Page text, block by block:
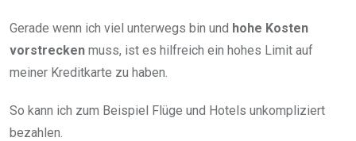
Gerade wenn ich viel unterwegs bin und hohe Kosten
vorstrecken muss, ist es hilfreich ein hohes Limit auf
meiner Kreditkarte zu haben.
So kann ich zum Beispiel Flüge und Hotels unkompliziert
bezahlen.